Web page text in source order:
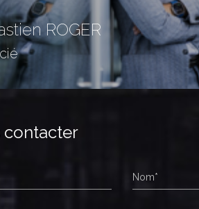
ROGER
contacter